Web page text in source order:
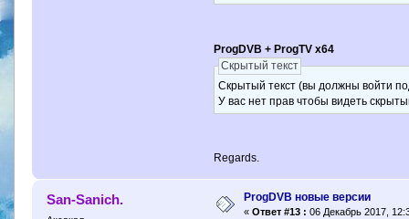
ProgDVB + ProgTV x64
Скрытый текст
Скрытый текст (вы должны войти
У вас нет прав чтобы видеть
Regards.
San-Sanich. ProgDVB новые версии
« Ответ #13 : 06 Декабрь 2017,